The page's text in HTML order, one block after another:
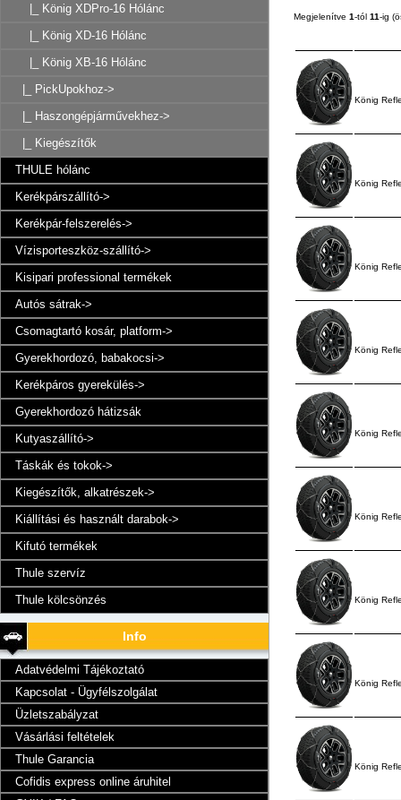
|_ König XDPro-16 Hólánc
|_ König XD-16 Hólánc
|_ König XB-16 Hólánc
|_ PickUpokhoz->
|_ Haszongépjárművekhez->
|_ Kiegészítők
THULE hólánc
Kerékpárszállító->
Kerékpár-felszerelés->
Vízisporteszköz-szállító->
Kisipari professional termékek
Autós sátrak->
Csomagtartó kosár, platform->
Gyerekhordozó, babakocsi->
Kerékpáros gyerekülés->
Gyerekhordozó hátizsák
Kutyaszállító->
Táskák és tokok->
Kiegészítők, alkatrészek->
Kiállítási és használt darabok->
Kifutó termékek
Thule szervíz
Thule kölcsönzés
Info
Adatvédelmi Tájékoztató
Kapcsolat - Ügyfélszolgálat
Üzletszabályzat
Vásárlási feltételek
Thule Garancia
Cofidis express online áruhitel
Megjelenítve 1-tól 11-ig
König
König
König
König
König
König
König
König
König